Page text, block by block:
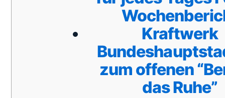
Kraftwerk
zum offenen
das Ruhe”